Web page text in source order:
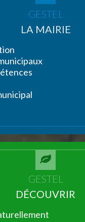
GESTEL
LA MAIRIE
GESTEL
DÉCOUVRIR